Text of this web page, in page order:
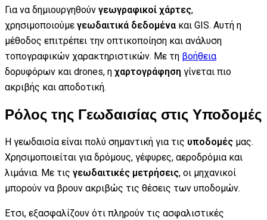
Για να δημιουργηθούν γεωγραφικοί χάρτες,
χρησιμοποιούμε γεωδαιτικά δεδομένα και GIS. Αυτή η
μέθοδος επιτρέπει την οπτικοποίηση και ανάλυση
τοπογραφικών χαρακτηριστικών. Με τη βοήθεια
δορυφόρων και drones, η χαρτογράφηση γίνεται πιο
ακριβής και αποδοτική.
Ρόλος της Γεωδαισίας στις Υποδομές
Η γεωδαισία είναι πολύ σημαντική για τις υποδομές μας.
Χρησιμοποιείται για δρόμους, γέφυρες, αεροδρόμια και
λιμάνια. Με τις γεωδαιτικές μετρήσεις, οι μηχανικοί
μπορούν να βρουν ακριβώς τις θέσεις των υποδομών.
Ετσι, εξασφαλίζουν ότι πληρούν τις ασφαλιστικές